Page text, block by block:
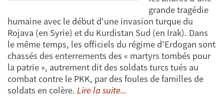
grande tragédie
humaine avec le début d'une invasion turque du
Rojava (en Syrie) et du Kurdistan Sud (en Irak). Dans
le même temps, les officiels du régime d'Erdogan sont
chassés des enterrements des « martyrs tombés pour
la patrie », autrement dit des soldats turcs tués au
combat contre le PKK, par des foules de familles de
soldats en colère. Lire la suite...